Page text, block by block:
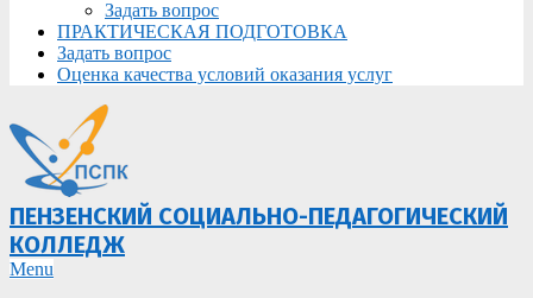
Задать вопрос
ПРАКТИЧЕСКАЯ ПОДГОТОВКА
Задать вопрос
Оценка качества условий оказания услуг
ПЕНЗЕНСКИЙ СОЦИАЛЬНО-ПЕДАГОГИЧЕСКИЙ
КОЛЛЕДЖ
Primary
Menu